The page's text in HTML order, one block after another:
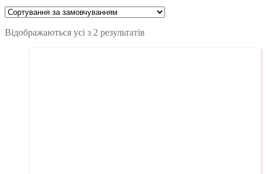
Відображаються усі з 2 результатів